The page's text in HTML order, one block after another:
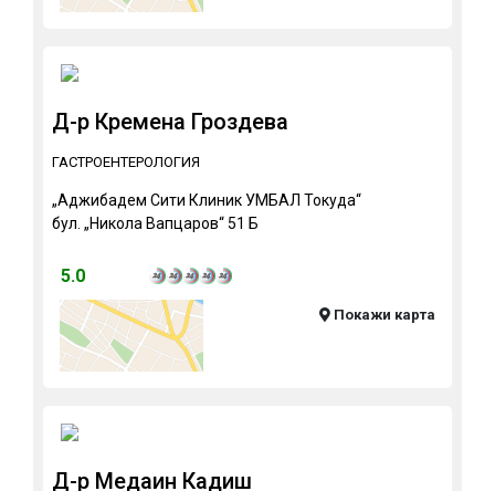
Д-р Кремена Гроздева
ГАСТРОЕНТЕРОЛОГИЯ
„Аджибадем Сити Клиник УМБАЛ Токуда“
бул. „Никола Вапцаров“ 51 Б
5.0
Покажи карта
Д-р Медаин Кадиш